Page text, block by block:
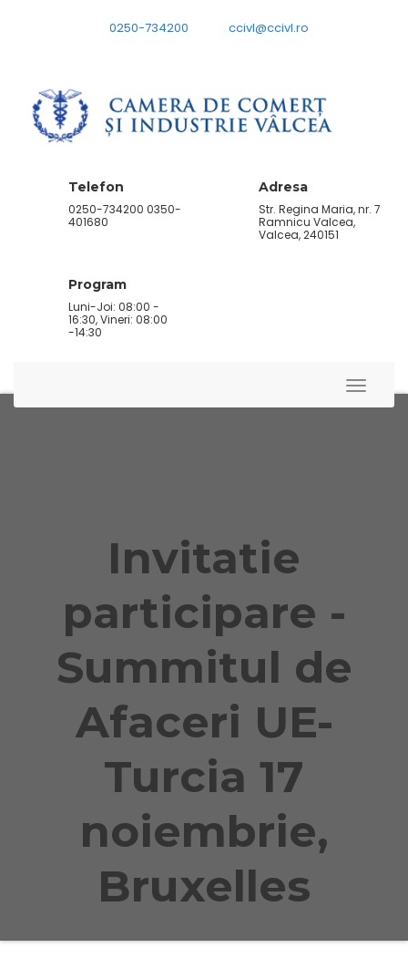
0250-734200 ccivl@ccivl.ro
Telefon
0250-734200 0350-
401680
Adresa
Str. Regina Maria, nr. 7
Ramnicu Valcea,
Valcea, 240151
Program
Luni-Joi: 08:00 -
16:30, Vineri: 08:00
-14:30
Toggle
Invitatie
participare -
Summitul de
Afaceri UE-
Turcia 17
noiembrie,
Bruxelles